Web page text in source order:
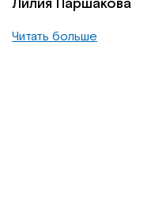
Читать больше